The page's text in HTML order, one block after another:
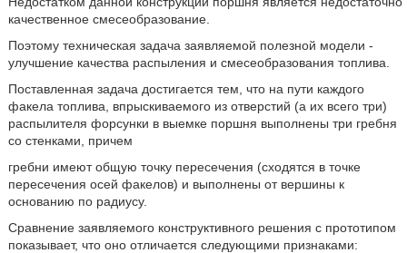
качественное смесеобразование.
Поэтому техническая задача заявляемой полезной модели -
улучшение качества распыления и смесеобразования топлива.
Поставленная задача достигается тем, что на пути каждого
факела топлива, впрыскиваемого из отверстий (а их всего три)
распылителя форсунки в выемке поршня выполнены три гребня
со стенками, причем
гребни имеют общую точку пересечения (сходятся в точке
пересечения осей факелов) и выполнены от вершины к
основанию по радиусу.
Сравнение заявляемого конструктивного решения с прототипом
показывает, что оно отличается следующими признаками: